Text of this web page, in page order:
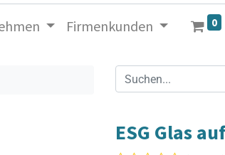
Firmenkunden 0
ESG Glas